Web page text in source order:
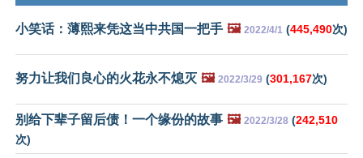
小笑话：薄熙来凭这当中共国一把手 🖼️ 2022/4/1 (445,490次)
努力让我们良心的火花永不熄灭 🖼️ 2022/3/29 (301,167次)
别给下辈子留后债！一个缘份的故事 🖼️ 2022/3/28 (242,510
次)